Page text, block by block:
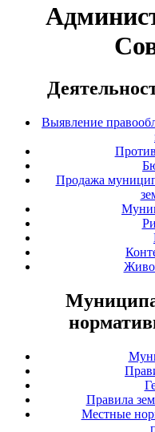
Выявление
Продажа
Правила
Местные